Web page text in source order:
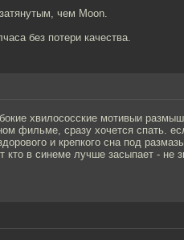
чем Moon.
без потери качества.
хвилососские мотивыи
фильме, сразу хочется спать.
и крепкого сна под
кто в синеме лучше засыпает - не